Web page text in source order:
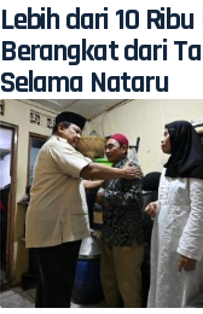
Lebih dari 10
Berangkat dari
Selama Nataru